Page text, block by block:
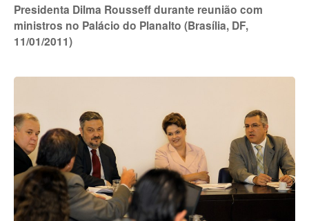
Presidenta Dilma Rousseff durante reunião com
ministros no Palácio do Planalto (Brasília, DF,
11/01/2011)